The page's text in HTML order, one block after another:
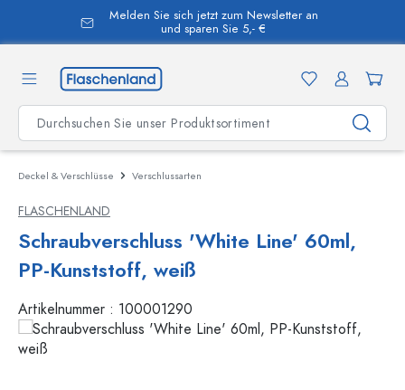
springen
Melden Sie sich jetzt zum Newsletter an
und sparen Sie 5,- €
Deckel & Verschlüsse Verschlussarten
FLASCHENLAND
Schraubverschluss 'White Line' 60ml,
PP-Kunststoff, weiß
Artikelnummer : 100001290